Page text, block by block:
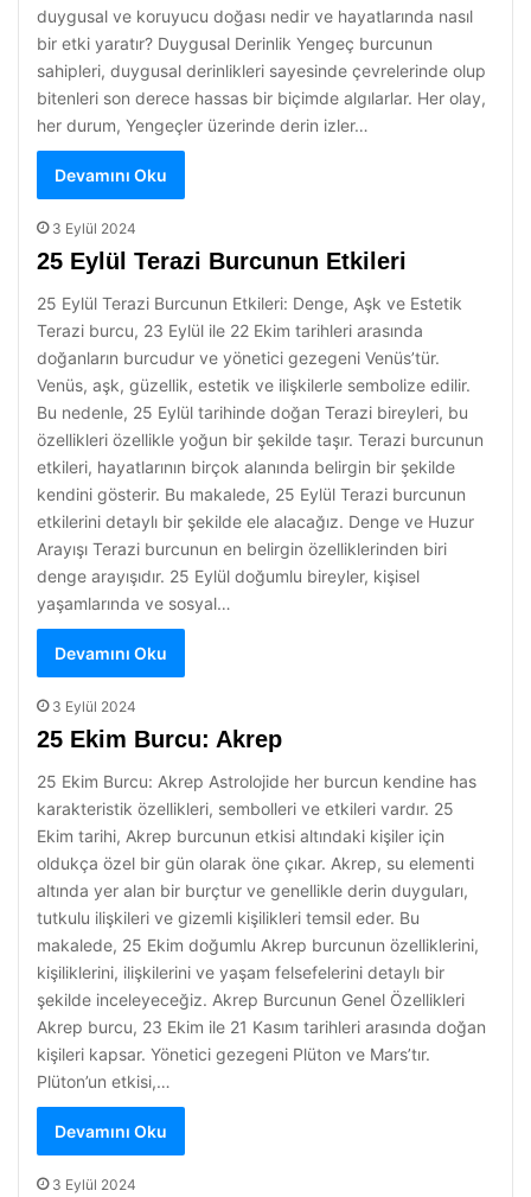
duygusal ve koruyucu doğası nedir ve hayatlarında nasıl
bir etki yaratır? Duygusal Derinlik Yengeç burcunun
sahipleri, duygusal derinlikleri sayesinde çevrelerinde olup
bitenleri son derece hassas bir biçimde algılarlar. Her olay,
her durum, Yengeçler üzerinde derin izler…
Devamını Oku
3 Eylül 2024
25 Eylül Terazi Burcunun Etkileri
25 Eylül Terazi Burcunun Etkileri: Denge, Aşk ve Estetik
Terazi burcu, 23 Eylül ile 22 Ekim tarihleri arasında
doğanların burcudur ve yönetici gezegeni Venüs’tür.
Venüs, aşk, güzellik, estetik ve ilişkilerle sembolize edilir.
Bu nedenle, 25 Eylül tarihinde doğan Terazi bireyleri, bu
özellikleri özellikle yoğun bir şekilde taşır. Terazi burcunun
etkileri, hayatlarının birçok alanında belirgin bir şekilde
kendini gösterir. Bu makalede, 25 Eylül Terazi burcunun
etkilerini detaylı bir şekilde ele alacağız. Denge ve Huzur
Arayışı Terazi burcunun en belirgin özelliklerinden biri
denge arayışıdır. 25 Eylül doğumlu bireyler, kişisel
yaşamlarında ve sosyal…
Devamını Oku
3 Eylül 2024
25 Ekim Burcu: Akrep
25 Ekim Burcu: Akrep Astrolojide her burcun kendine has
karakteristik özellikleri, sembolleri ve etkileri vardır. 25
Ekim tarihi, Akrep burcunun etkisi altındaki kişiler için
oldukça özel bir gün olarak öne çıkar. Akrep, su elementi
altında yer alan bir burçtur ve genellikle derin duyguları,
tutkulu ilişkileri ve gizemli kişilikleri temsil eder. Bu
makalede, 25 Ekim doğumlu Akrep burcunun özelliklerini,
kişiliklerini, ilişkilerini ve yaşam felsefelerini detaylı bir
şekilde inceleyeceğiz. Akrep Burcunun Genel Özellikleri
Akrep burcu, 23 Ekim ile 21 Kasım tarihleri arasında doğan
kişileri kapsar. Yönetici gezegeni Plüton ve Mars’tır.
Plüton’un etkisi,…
Devamını Oku
3 Eylül 2024